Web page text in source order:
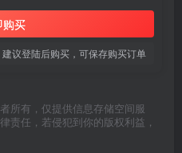
购买
议登陆后购买，可保存购买订单
所有，仅提供信息存储空间服
责任，若侵犯到你的版权利益，